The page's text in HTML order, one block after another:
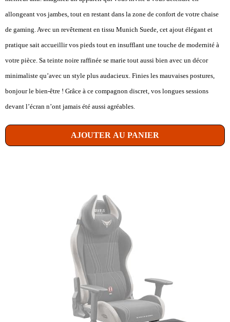
allongeant vos jambes, tout en restant dans la zone de confort de votre chaise
de gaming. Avec un revêtement en tissu Munich Suede, cet ajout élégant et
pratique sait accueillir vos pieds tout en insufflant une touche de modernité à
votre pièce. Sa teinte noire raffinée se marie tout aussi bien avec un décor
minimaliste qu’avec un style plus audacieux. Finies les mauvaises postures,
bonjour le bien-être ! Grâce à ce compagnon discret, vos longues sessions
devant l’écran n’ont jamais été aussi agréables.
AJOUTER AU PANIER